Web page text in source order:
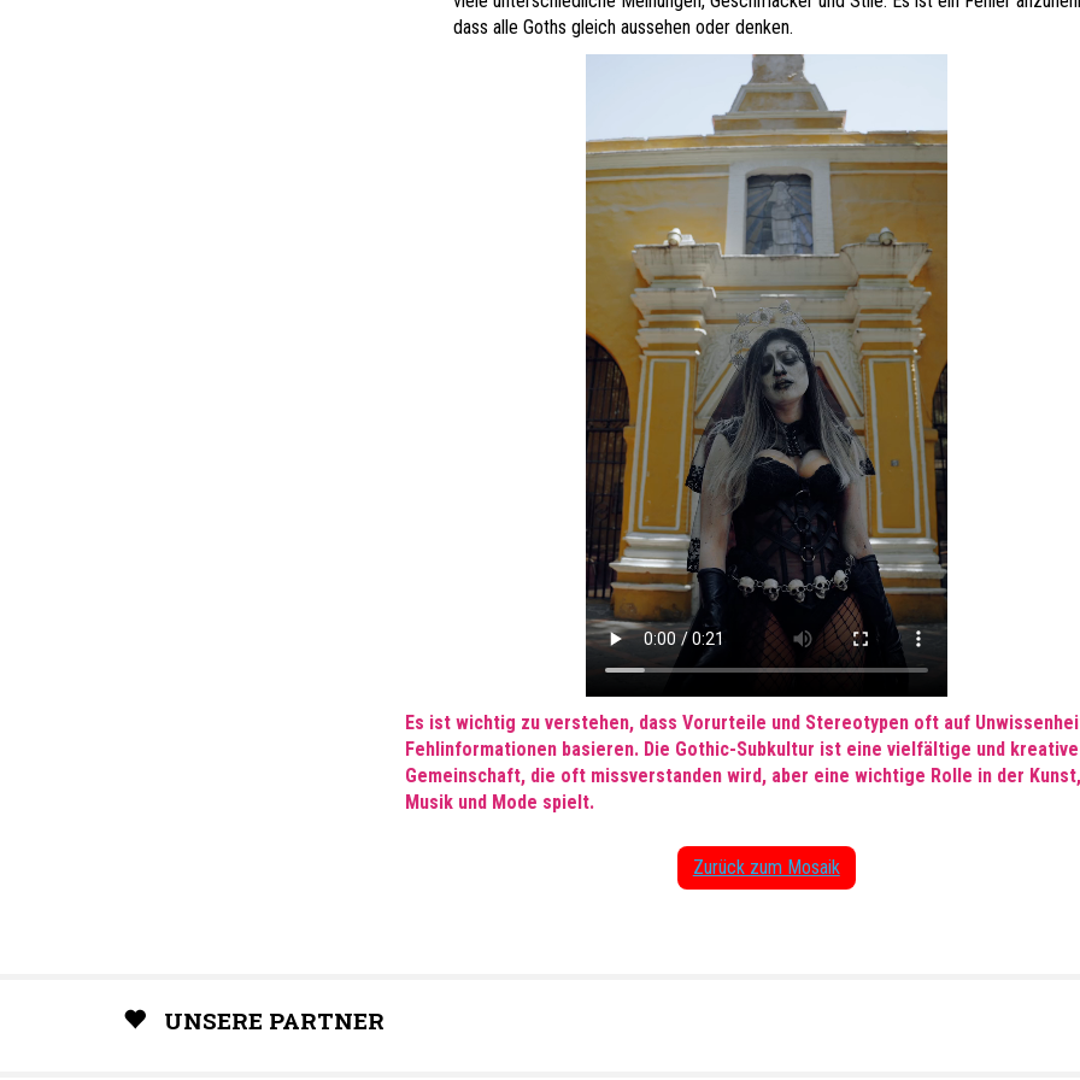
dass alle Goths gleich aussehen oder denken.
Es ist wichtig zu verstehen, dass Vorurteile und Stereotypen oft auf
Fehlinformationen basieren. Die Gothic-Subkultur ist eine vielfältige und kreative
Gemeinschaft, die oft missverstanden wird, aber eine wichtige Rolle in der Kunst,
Musik und Mode spielt.
Zurück zum Mosaik
UNSERE PARTNER